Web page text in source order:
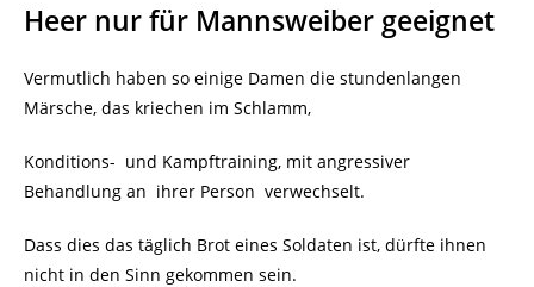
Heer nur für Mannsweiber geeignet
Vermutlich haben so einige Damen die stundenlangen
Märsche, das kriechen im Schlamm,
Konditions- und Kampftraining, mit angressiver
Behandlung an ihrer Person verwechselt.
Dass dies das täglich Brot eines Soldaten ist, dürfte ihnen
nicht in den Sinn gekommen sein.